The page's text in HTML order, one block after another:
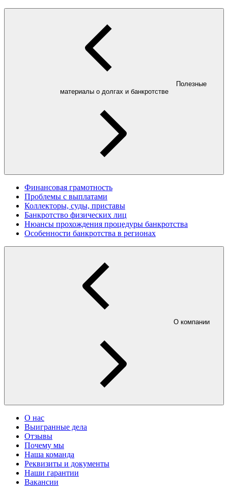
Полезные
материалы о долгах и банкротстве
Финансовая грамотность
Проблемы с выплатами
Коллекторы, суды, приставы
Банкротство физических лиц
Нюансы прохождения процедуры банкротства
Особенности банкротства в регионах
О компании
О нас
Выигранные дела
Отзывы
Почему мы
Наша команда
Реквизиты и документы
Наши гарантии
Вакансии